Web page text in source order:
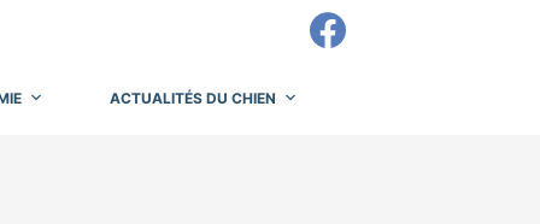
ACTUALITÉS DU CHIEN